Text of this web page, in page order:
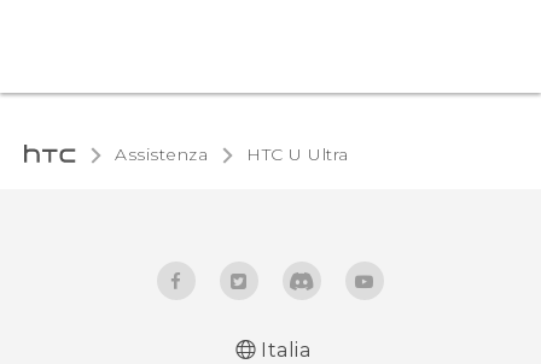
Assistenza HTC U Ultra‎
Italia